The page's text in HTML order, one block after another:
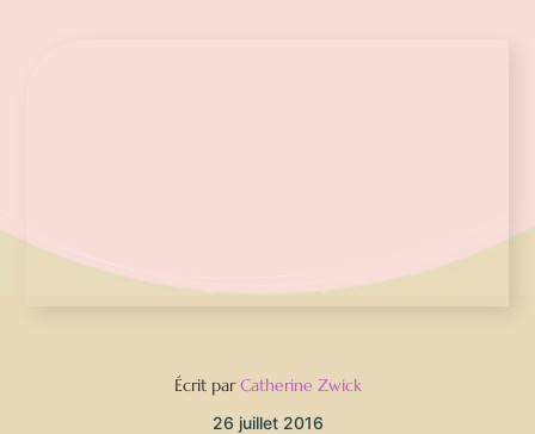
Écrit parCatherine Zwick
26 juillet 2016